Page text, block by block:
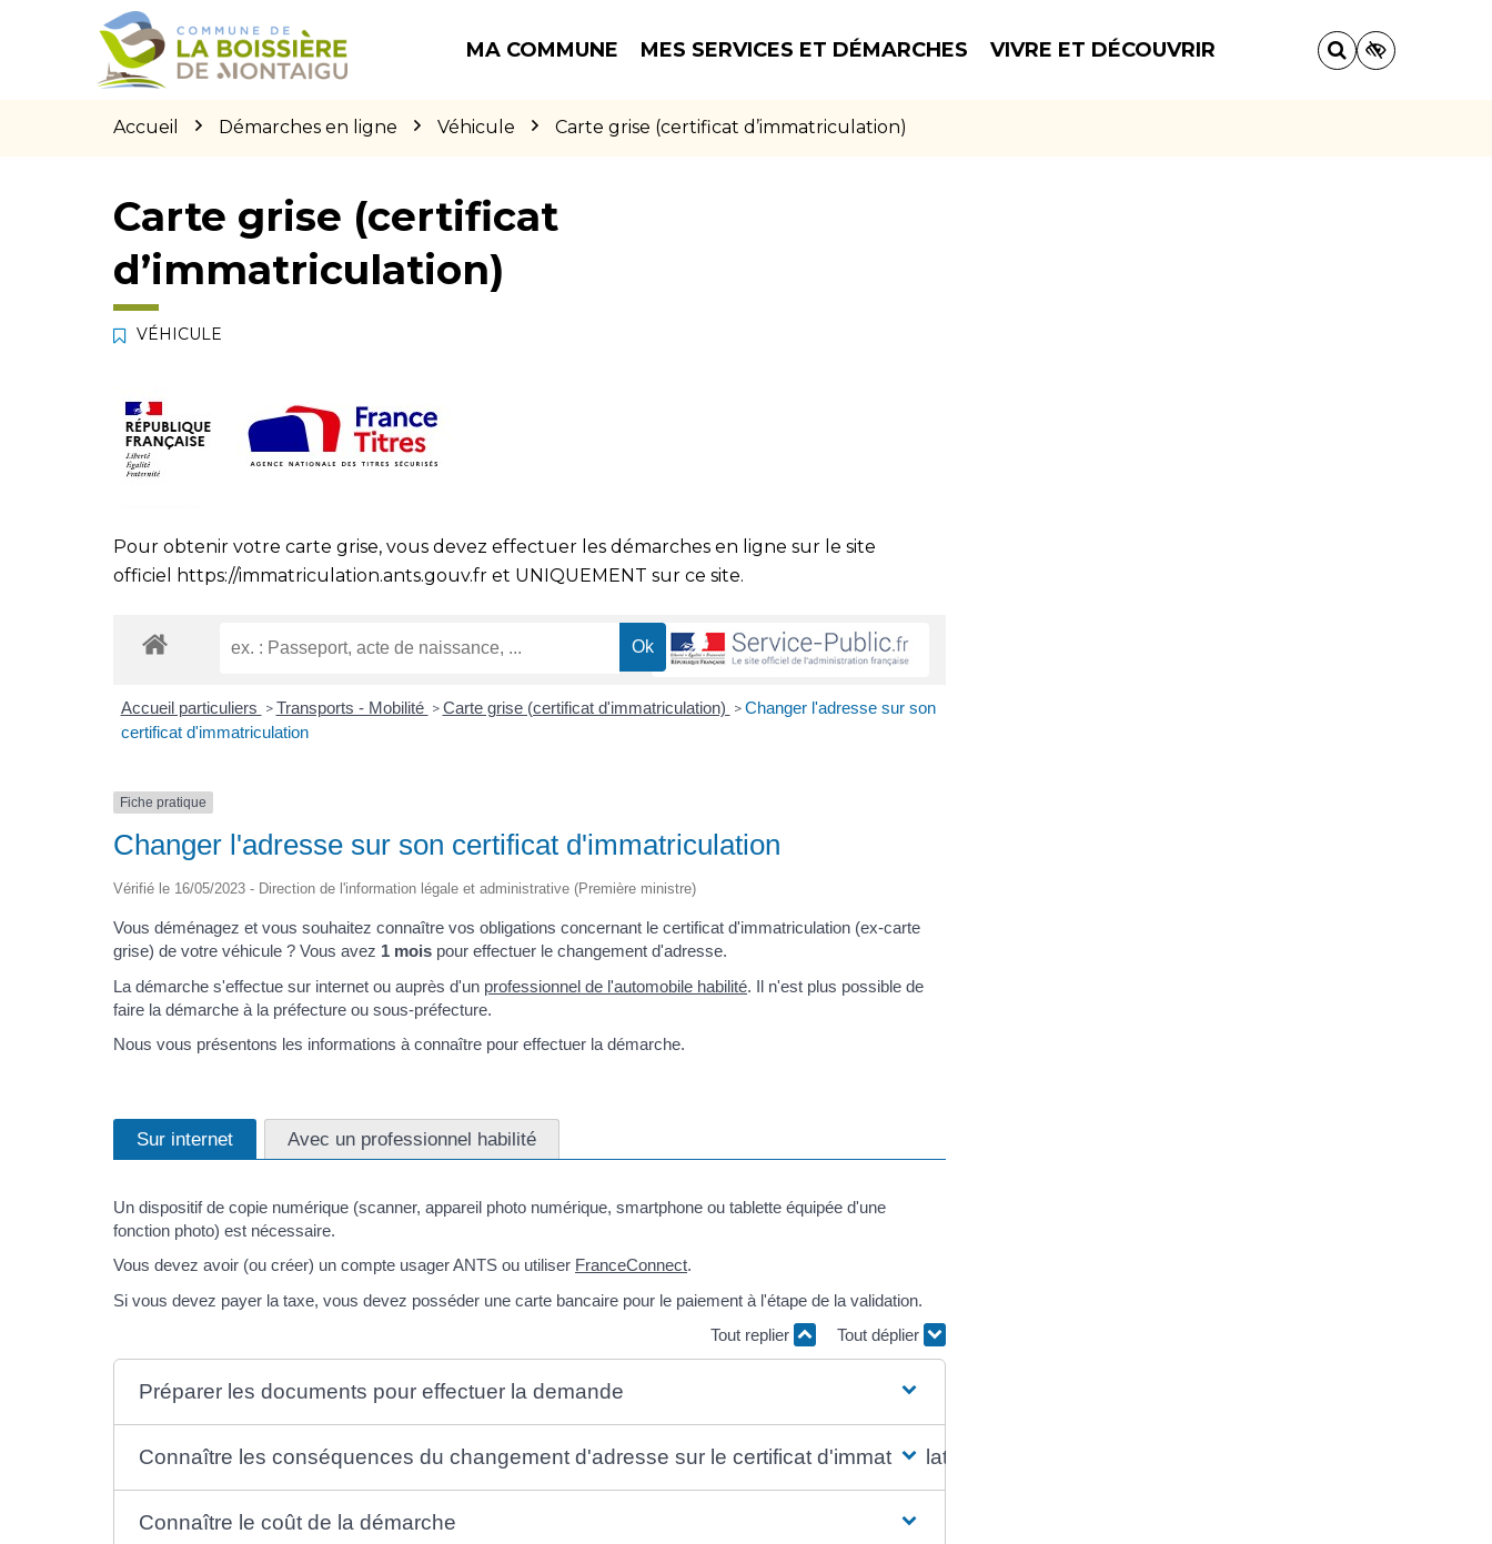
Gestion des traceurs
MA COMMUNE MES SERVICES ET DÉMARCHES VIVRE ET DÉCOUVRIR
Accueil Démarches en ligne Véhicule Carte grise (certificat d’immatriculation)
Carte grise (certificat
d’immatriculation)
VÉHICULE
Pour obtenir votre carte grise, vous devez effectuer les démarches en ligne sur le site
officiel
https://immatriculation.ants.gouv.fr et UNIQUEMENT sur ce site.
Accueil particuliers > Transports - Mobilité > Carte grise (certificat d'immatriculation) > Changer l'adresse sur son
certificat d'immatriculation
Fiche pratique
Changer l'adresse sur son certificat d'immatriculation
Vérifié le 16/05/2023 - Direction de l'information légale et administrative (Première ministre)
Vous déménagez et vous souhaitez connaître vos obligations concernant le certificat d'immatriculation (ex-carte
grise) de votre véhicule ? Vous avez 1 mois pour effectuer le changement d'adresse.
La démarche s'effectue sur internet ou auprès d'un professionnel de l'automobile habilité. Il n'est plus possible de
faire la démarche à la préfecture ou sous-préfecture.
Nous vous présentons les informations à connaître pour effectuer la démarche.
Sur internet Avec un professionnel habilité
Un dispositif de copie numérique (scanner, appareil photo numérique, smartphone ou tablette équipée d'une
fonction photo) est nécessaire.
Vous devez avoir (ou créer) un compte usager ANTS ou utiliser FranceConnect.
Si vous devez payer la taxe, vous devez posséder une carte bancaire pour le paiement à l'étape de la validation.
Tout replier
Tout déplier
Préparer les documents pour effectuer la demande
Connaître les conséquences du changement d'adresse sur le certificat d'immatriculation
Connaître le coût de la démarche